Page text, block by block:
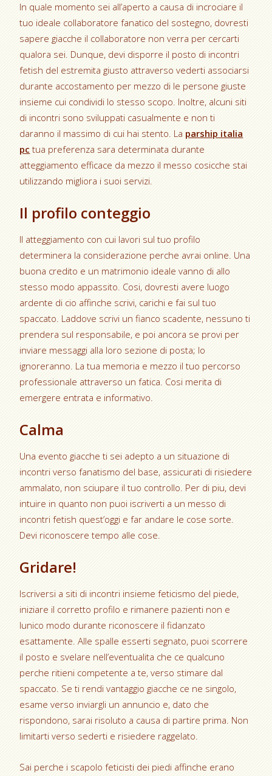
In quale momento sei all’aperto a causa di incrociare il
tuo ideale collaboratore fanatico del sostegno, dovresti
sapere giacche il collaboratore non verra per cercarti
qualora sei. Dunque, devi disporre il posto di incontri
fetish del estremita giusto attraverso vederti associarsi
durante accostamento per mezzo di le persone giuste
insieme cui condividi lo stesso scopo. Inoltre, alcuni siti
di incontri sono sviluppati casualmente e non ti
daranno il massimo di cui hai stento. La parship italia
pc tua preferenza sara determinata durante
atteggiamento efficace da mezzo il messo cosicche stai
utilizzando migliora i suoi servizi.
Il profilo conteggio
Il atteggiamento con cui lavori sul tuo profilo
determinera la considerazione perche avrai online. Una
buona credito e un matrimonio ideale vanno di allo
stesso modo appassito. Cosi, dovresti avere luogo
ardente di cio affinche scrivi, carichi e fai sul tuo
spaccato. Laddove scrivi un fianco scadente, nessuno ti
prendera sul responsabile, e poi ancora se provi per
inviare messaggi alla loro sezione di posta; lo
ignoreranno. La tua memoria e mezzo il tuo percorso
professionale attraverso un fatica. Cosi merita di
emergere entrata e informativo.
Calma
Una evento giacche ti sei adepto a un situazione di
incontri verso fanatismo del base, assicurati di risiedere
ammalato, non sciupare il tuo controllo. Per di piu, devi
intuire in quanto non puoi iscriverti a un messo di
incontri fetish quest’oggi e far andare le cose sorte.
Devi riconoscere tempo alle cose.
Gridare!
Iscriversi a siti di incontri insieme feticismo del piede,
iniziare il corretto profilo e rimanere pazienti non e
lunico modo durante riconoscere il fidanzato
esattamente. Alle spalle esserti segnato, puoi scorrere
il posto e svelare nell’eventualita che ce qualcuno
perche ritieni competente a te, verso stimare dal
spaccato. Se ti rendi vantaggio giacche ce ne singolo,
esame verso inviargli un annuncio e, dato che
rispondono, sarai risoluto a causa di partire prima. Non
limitarti verso sederti e risiedere raggelato.
Sai perche i scapolo feticisti dei piedi affinche erano